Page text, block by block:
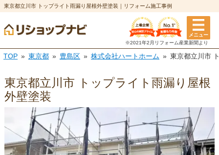
東京都立川市 トップライト雨漏り屋根外壁塗装｜リフォーム施工事例
メニュー
※2021年2月リフォーム産業新聞より
TOP 東京都 豊島区 株式会社ハートホーム 東京都立川市
東京都立川市 トップライト雨漏り屋根
外壁塗装